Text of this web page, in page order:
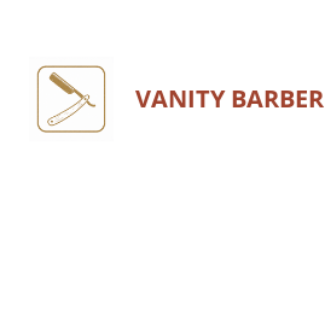
contenu
VANITY BARBER